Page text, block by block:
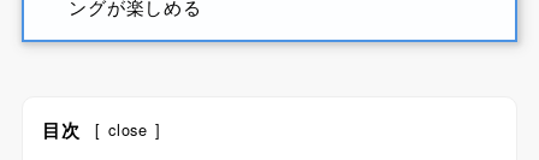
ングが楽しめる
目次 [ close ]